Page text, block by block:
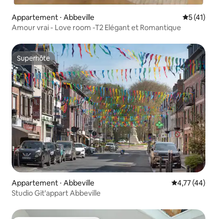
Appartement ⋅ Abbeville
5 (41)
Amour vrai - Love room -T2 Elégant et Romantique
Superhôte
Superhôte
Appartement ⋅ Abbeville Évaluation
4,77 (44)
Studio Git'appart Abbeville